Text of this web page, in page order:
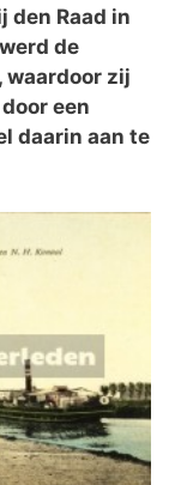
Raad in
de
zij
een
daarin aan te